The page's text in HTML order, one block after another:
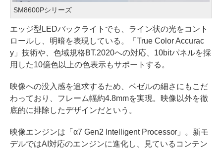
SM8600Pシリーズ
エッジ型LEDバックライトでも、ライン状の光をコント
ロールし、明暗を表現している。「True Color Accurac
y」技術や、色域規格BT.2020への対応、10bitパネルを採
用した10億色以上の色表示もサポートする。
映像への没入感を追求するため、ベゼルの細さにもこだ
わっており、フレーム幅約4.8mmを実現。映像以外を徹
底的に排除したデザインだという。
映像エンジンは「α7 Gen2 Intelligent Processor」。新モ
デルではAI対応のエンジンに進化し、見ているコンテン